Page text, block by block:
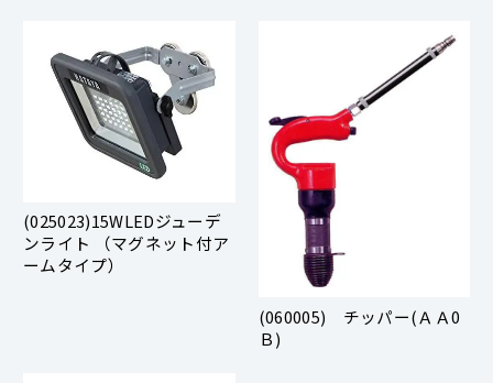
(025023)15WLEDジューデ
ンライト （マグネット付ア
ームタイプ）
(060005) チッパー(ＡＡ0
Ｂ)